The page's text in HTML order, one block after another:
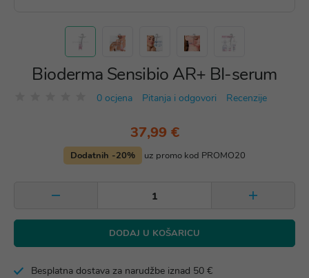
Bioderma Sensibio AR+ BI-serum
0 ocjena Pitanja i odgovori Recenzije
37,99 €
Dodatnih -20% uz promo kod PROMO20
DODAJ U KOŠARICU
Besplatna dostava za narudžbe iznad 50 €